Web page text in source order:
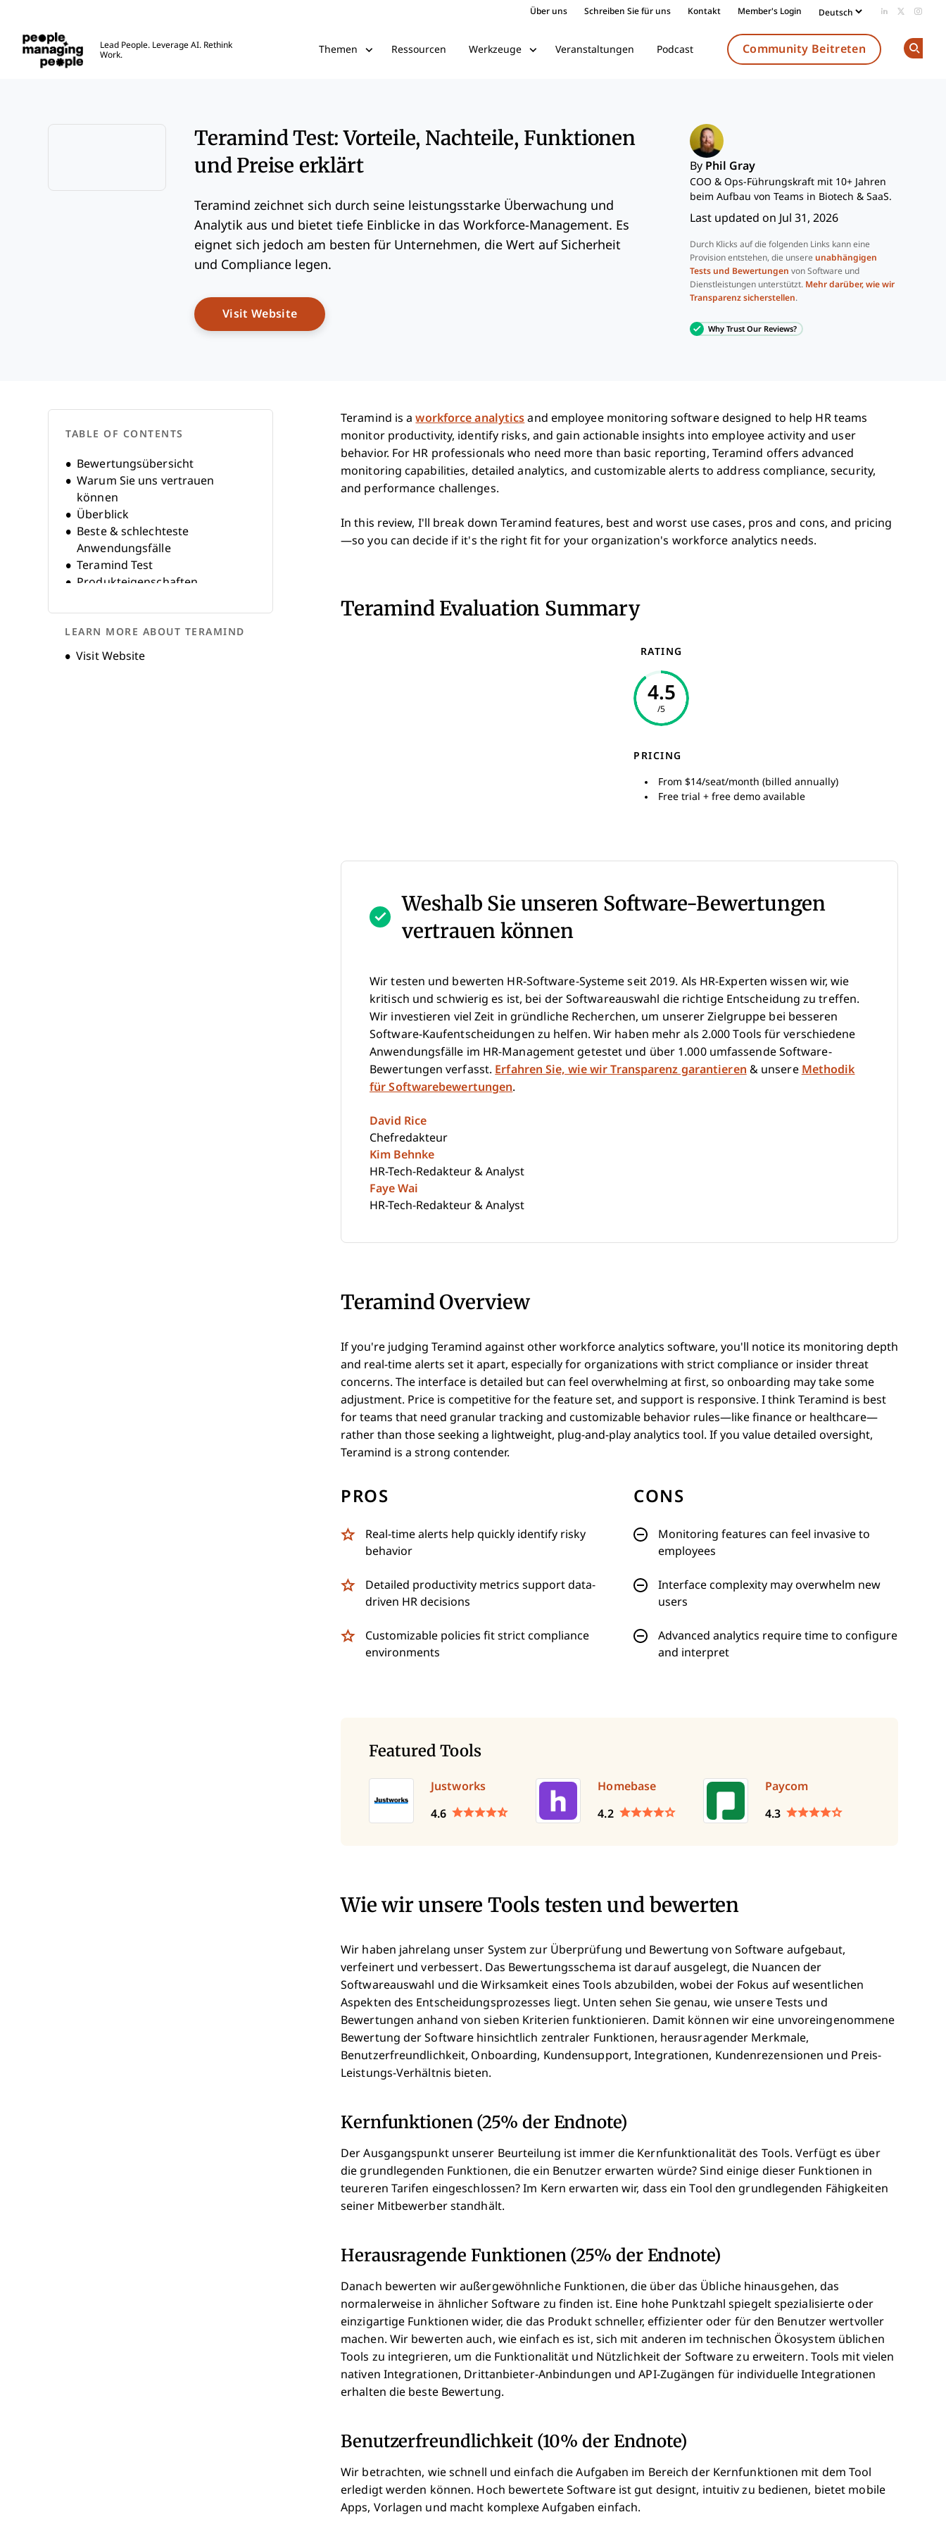
Über uns Schreiben Sie für uns Kontakt Member's Login Add us on
Follow
Lead People. Leverage AI. Rethink
Work.
Themen Ressourcen Werkzeuge Veranstaltungen Podcast Community Beitreten
Teramind Test: Vorteile, Nachteile, Funktionen
und Preise erklärt
Teramind zeichnet sich durch seine leistungsstarke Überwachung und
Analytik aus und bietet tiefe Einblicke in das Workforce-Management. Es
eignet sich jedoch am besten für Unternehmen, die Wert auf Sicherheit
und Compliance legen.
Visit WebsiteOpens New Window
By Phil Gray
COO & Ops-Führungskraft mit 10+ Jahren
beim Aufbau von Teams in Biotech & SaaS.
Last updated on Jul 31, 2026
Durch Klicks auf die folgenden Links kann eine
Provision entstehen, die unsere unabhängigen
Tests und Bewertungen von Software und
Dienstleistungen unterstützt. Mehr darüber, wie wir
Transparenz sicherstellen.
Why Trust Our Reviews?
TABLE OF CONTENTS
Bewertungsübersicht
Warum Sie uns vertrauen
können
Überblick
Beste & schlechteste
Anwendungsfälle
Teramind Test
Produkteigenschaften
FAQs
Unternehmensgeschichte
LEARN MORE ABOUT TERAMIND
Visit Website
Opens new window
Teramind is aworkforce analytics and employee monitoring software designed to help HR teams
monitor productivity, identify risks, and gain actionable insights into employee activity and user
behavior. For HR professionals who need more than basic reporting, Teramind offers advanced
monitoring capabilities, detailed analytics, and customizable alerts to address compliance, security,
and performance challenges.
In this review, I'll break down Teramind features, best and worst use cases, pros and cons, and pricing
—so you can decide if it's the right fit for your organization's workforce analytics needs.
Teramind Evaluation Summary
RATING
4.5
/5
PRICING
From $14/seat/month (billed annually)
Free trial + free demo available
Weshalb Sie unseren Software-Bewertungen
vertrauen können
Wir testen und bewerten HR-Software-Systeme seit 2019. Als HR-Experten wissen wir, wie
kritisch und schwierig es ist, bei der Softwareauswahl die richtige Entscheidung zu treffen.
Wir investieren viel Zeit in gründliche Recherchen, um unserer Zielgruppe bei besseren
Software-Kaufentscheidungen zu helfen. Wir haben mehr als 2.000 Tools für verschiedene
Anwendungsfälle im HR-Management getestet und über 1.000 umfassende Software-
Bewertungen verfasst. Erfahren Sie, wie wir Transparenz garantieren & unsere Methodik
für Softwarebewertungen.
David Rice
Chefredakteur
Kim Behnke
HR-Tech-Redakteur & Analyst
Faye Wai
HR-Tech-Redakteur & Analyst
Teramind Overview
If you're judging Teramind against other workforce analytics software, you'll notice its monitoring depth
and real-time alerts set it apart, especially for organizations with strict compliance or insider threat
concerns. The interface is detailed but can feel overwhelming at first, so onboarding may take some
adjustment. Price is competitive for the feature set, and support is responsive. I think Teramind is best
for teams that need granular tracking and customizable behavior rules—like finance or healthcare—
rather than those seeking a lightweight, plug-and-play analytics tool. If you value detailed oversight,
Teramind is a strong contender.
PROS
Real-time alerts help quickly identify risky
behavior
Detailed productivity metrics support data-
driven HR decisions
Customizable policies fit strict compliance
environments
CONS
Monitoring features can feel invasive to
employees
Interface complexity may overwhelm new
users
Advanced analytics require time to configure
and interpret
Featured Tools
Justworks
4.6
Homebase
4.2
Paycom
4.3
Wie wir unsere Tools testen und bewerten
Wir haben jahrelang unser System zur Überprüfung und Bewertung von Software aufgebaut,
verfeinert und verbessert. Das Bewertungsschema ist darauf ausgelegt, die Nuancen der
Softwareauswahl und die Wirksamkeit eines Tools abzubilden, wobei der Fokus auf wesentlichen
Aspekten des Entscheidungsprozesses liegt. Unten sehen Sie genau, wie unsere Tests und
Bewertungen anhand von sieben Kriterien funktionieren. Damit können wir eine unvoreingenommene
Bewertung der Software hinsichtlich zentraler Funktionen, herausragender Merkmale,
Benutzerfreundlichkeit, Onboarding, Kundensupport, Integrationen, Kundenrezensionen und Preis-
Leistungs-Verhältnis bieten.
Kernfunktionen (25% der Endnote)
Der Ausgangspunkt unserer Beurteilung ist immer die Kernfunktionalität des Tools. Verfügt es über
die grundlegenden Funktionen, die ein Benutzer erwarten würde? Sind einige dieser Funktionen in
teureren Tarifen eingeschlossen? Im Kern erwarten wir, dass ein Tool den grundlegenden Fähigkeiten
seiner Mitbewerber standhält.
Herausragende Funktionen (25% der Endnote)
Danach bewerten wir außergewöhnliche Funktionen, die über das Übliche hinausgehen, das
normalerweise in ähnlicher Software zu finden ist. Eine hohe Punktzahl spiegelt spezialisierte oder
einzigartige Funktionen wider, die das Produkt schneller, effizienter oder für den Benutzer wertvoller
machen. Wir bewerten auch, wie einfach es ist, sich mit anderen im technischen Ökosystem üblichen
Tools zu integrieren, um die Funktionalität und Nützlichkeit der Software zu erweitern. Tools mit vielen
nativen Integrationen, Drittanbieter-Anbindungen und API-Zugängen für individuelle Integrationen
erhalten die beste Bewertung.
Benutzerfreundlichkeit (10% der Endnote)
Wir betrachten, wie schnell und einfach die Aufgaben im Bereich der Kernfunktionen mit dem Tool
erledigt werden können. Hoch bewertete Software ist gut designt, intuitiv zu bedienen, bietet mobile
Apps, Vorlagen und macht komplexe Aufgaben einfach.